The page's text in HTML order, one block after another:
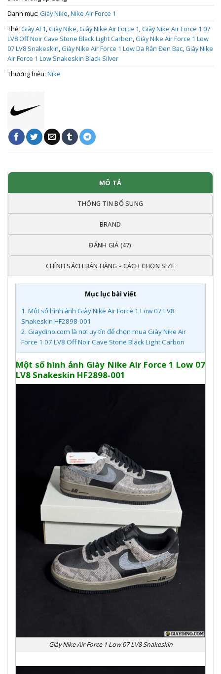
Danh mục: Giày Nike,Nike Air Force 1
Thẻ: Giày AF1, Giày Nike, Giày Nike Air Force 1, Giày Nike Air Force 1 07
LV8 Off Noir Cave Stone Black Light Carbon, Giày Nike Air Force 1 Low
07 LV8 Snakeskin, Giày Nike Air Force 1 Low Da Rắn Đen Bạc, Giày Nike
Air Force 1 Low Snakeskin Black Silver
Thương hiệu: Nike
MÔ TẢ
THÔNG TIN BỔ SUNG
BRAND
ĐÁNH GIÁ (47)
CHÍNH SÁCH BÁN HÀNG - CÁCH CHỌN SIZE
Mục lục bài viết
1. Một số hình ảnh Giày Nike Air Force 1 Low 07 LV8
Snakeskin HF2898-001
2. Giaydino.com là nơi uy tín để chọn mua Giày Nike Air
Force 1 07 LV8 Off Noir Cave Stone Black Light Carbon
Một số hình ảnh Giày Nike Air Force 1 Low 07
LV8 Snakeskin HF2898-001
Giày Nike Air Force 1 Low 07 LV8 Snakeskin